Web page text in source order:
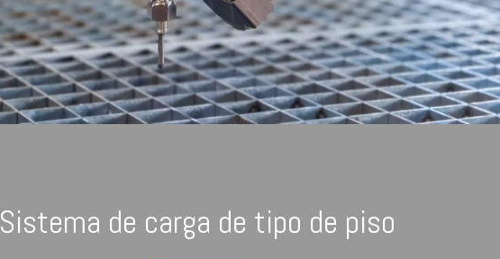
Sistema de carga de tipo de piso